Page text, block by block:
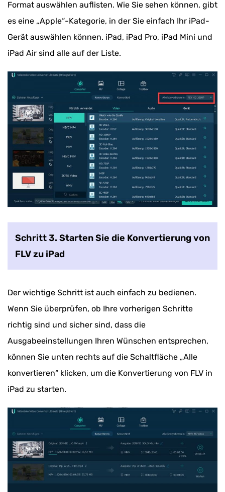
Format auswählen auflisten. Wie Sie sehen können, gibt
es eine „Apple“-Kategorie, in der Sie einfach Ihr iPad-
Gerät auswählen können. iPad, iPad Pro, iPad Mini und
iPad Air sind alle auf der Liste.
Schritt 3. Starten Sie die Konvertierung von
FLV zu iPad
Der wichtige Schritt ist auch einfach zu bedienen.
Wenn Sie überprüfen, ob Ihre vorherigen Schritte
richtig sind und sicher sind, dass die
Ausgabeeinstellungen Ihren Wünschen entsprechen,
können Sie unten rechts auf die Schaltfläche „Alle
konvertieren“ klicken, um die Konvertierung von FLV in
iPad zu starten.